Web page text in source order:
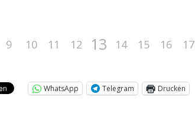
9 10 11 12 13 14 15 16 17
WhatsApp Telegram Drucken